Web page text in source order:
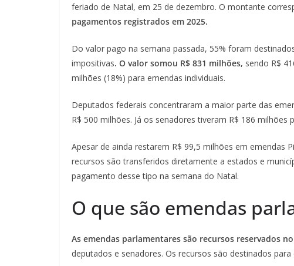
feriado de Natal, em 25 de dezembro. O montante
pagamentos registrados em 2025.
Do valor pago na semana passada, 55% foram
impositivas. O valor somou R$ 831 milhões, sendo R$
milhões (18%) para emendas individuais.
Deputados federais concentraram a maior parte das
R$ 500 milhões. Já os senadores tiveram R$ 186 milhões
Apesar de ainda restarem R$ 99,5 milhões em emendas
recursos são transferidos diretamente a estados e
pagamento desse tipo na semana do Natal.
O que são emendas
As emendas parlamentares são recursos reservados
deputados e senadores. Os recursos são destinados